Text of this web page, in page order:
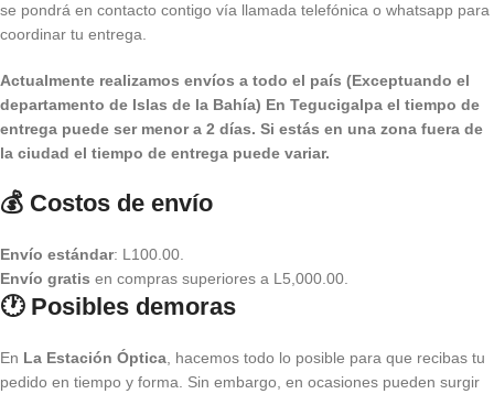
se pondrá en contacto contigo vía llamada telefónica o whatsapp para
coordinar tu entrega.
Actualmente realizamos envíos a todo el país (Exceptuando el
departamento de Islas de la Bahía) En Tegucigalpa el tiempo de
entrega puede ser menor a 2 días. Si estás en una zona fuera de
la ciudad el tiempo de entrega puede variar.
💰 Costos de envío
Envío estándar: L100.00.
Envío gratis en compras superiores a L5,000.00.
🕐 Posibles demoras
En La Estación Óptica, hacemos todo lo posible para que recibas tu
pedido en tiempo y forma. Sin embargo, en ocasiones pueden surgir